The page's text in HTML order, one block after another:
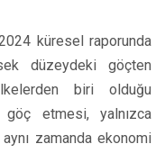
küresel raporunda
düzeydeki göçten
biri olduğu
göç etmesi, yalnızca
zamanda ekonomi